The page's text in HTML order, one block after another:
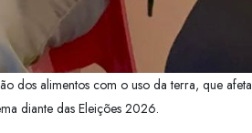
dos alimentos com o uso da terra, que afeta
diante das Eleições 2026.